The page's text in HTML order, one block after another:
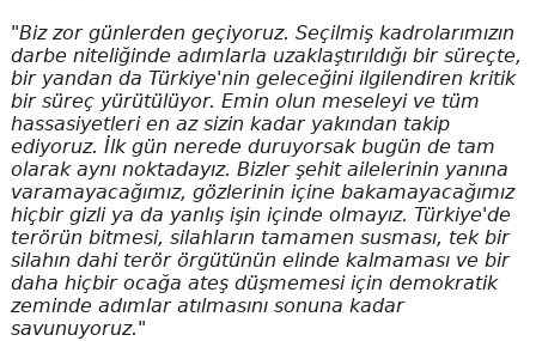
"Biz zor günlerden geçiyoruz. Seçilmiş kadrolarımızın
darbe niteliğinde adımlarla uzaklaştırıldığı bir süreçte,
bir yandan da Türkiye'nin geleceğini ilgilendiren kritik
bir süreç yürütülüyor. Emin olun meseleyi ve tüm
hassasiyetleri en az sizin kadar yakından takip
ediyoruz. İlk gün nerede duruyorsak bugün de tam
olarak aynı noktadayız. Bizler şehit ailelerinin yanına
varamayacağımız, gözlerinin içine bakamayacağımız
hiçbir gizli ya da yanlış işin içinde olmayız. Türkiye'de
terörün bitmesi, silahların tamamen susması, tek bir
silahın dahi terör örgütünün elinde kalmaması ve bir
daha hiçbir ocağa ateş düşmemesi için demokratik
zeminde adımlar atılmasını sonuna kadar
savunuyoruz."